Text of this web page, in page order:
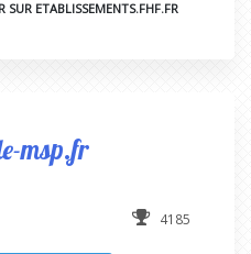
SUR ETABLISSEMENTS.FHF.FR
msp.fr
4185